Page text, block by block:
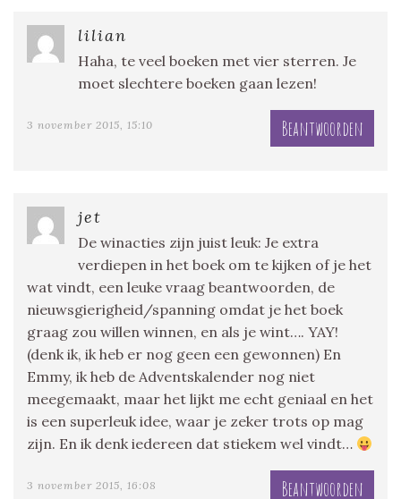
lilian
Haha, te veel boeken met vier sterren. Je
moet slechtere boeken gaan lezen!
3 november 2015, 15:10 Beantwoorden
jet
De winacties zijn juist leuk: Je extra
verdiepen in het boek om te kijken of je het
wat vindt, een leuke vraag beantwoorden, de
nieuwsgierigheid/spanning omdat je het boek
graag zou willen winnen, en als je wint…. YAY!
(denk ik, ik heb er nog geen een gewonnen) En
Emmy, ik heb de Adventskalender nog niet
meegemaakt, maar het lijkt me echt geniaal en het
is een superleuk idee, waar je zeker trots op mag
zijn. En ik denk iedereen dat stiekem wel vindt…
3 november 2015, 16:08 Beantwoorden